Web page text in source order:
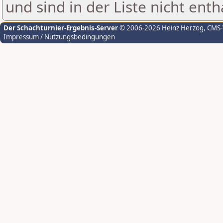
und sind in der Liste nicht
Der Schachturnier-Ergebnis-Server© 2006-2026 Heinz Herzog,
Impressum / Nutzungsbedingungen